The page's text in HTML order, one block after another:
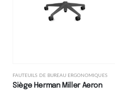
FAUTEUILS DE BUREAU ERGONOMIQUES
Siège Herman Miller Aeron